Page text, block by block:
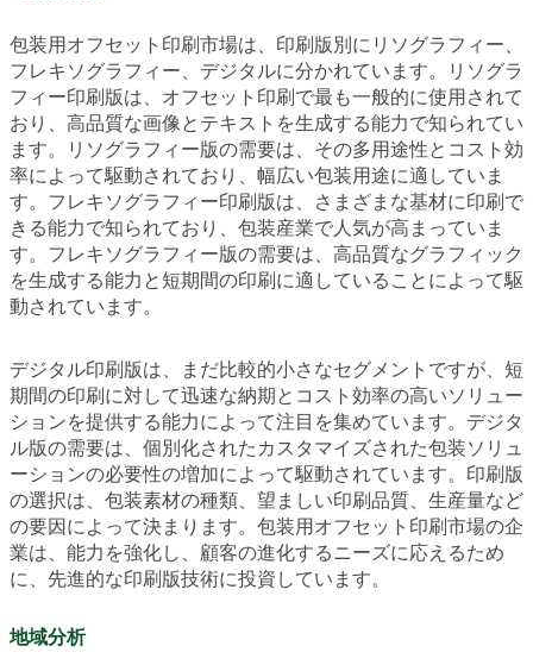
包装用オフセット印刷市場は、印刷版別にリソグラフィー、
フレキソグラフィー、デジタルに分かれています。リソグラ
フィー印刷版は、オフセット印刷で最も一般的に使用されて
おり、高品質な画像とテキストを生成する能力で知られてい
ます。リソグラフィー版の需要は、その多用途性とコスト効
率によって駆動されており、幅広い包装用途に適していま
す。フレキソグラフィー印刷版は、さまざまな基材に印刷で
きる能力で知られており、包装産業で人気が高まっていま
す。フレキソグラフィー版の需要は、高品質なグラフィック
を生成する能力と短期間の印刷に適していることによって駆
動されています。
デジタル印刷版は、まだ比較的小さなセグメントですが、短
期間の印刷に対して迅速な納期とコスト効率の高いソリュー
ションを提供する能力によって注目を集めています。デジタ
ル版の需要は、個別化されたカスタマイズされた包装ソリュ
ーションの必要性の増加によって駆動されています。印刷版
の選択は、包装素材の種類、望ましい印刷品質、生産量など
の要因によって決まります。包装用オフセット印刷市場の企
業は、能力を強化し、顧客の進化するニーズに応えるため
に、先進的な印刷版技術に投資しています。
地域分析